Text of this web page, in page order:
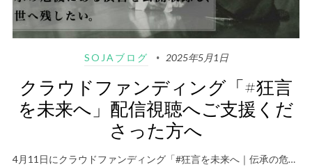
SOJAブログ 2025年5月1日
クラウドファンディング「#狂言
を未来へ」配信視聴へご支援くだ
さった方へ
4月11日にクラウドファンディング「#狂言を未来へ｜伝承の危…